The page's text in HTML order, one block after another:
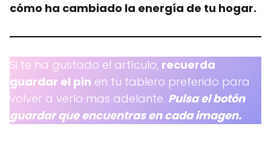
cómo ha cambiado la energía de tu hogar.
Si te ha gustado el artículo, recuerda
guardar el pin en tu tablero preferido para
volver a verlo mas adelante. Pulsa el botón
guardar que encuentras en cada imagen.